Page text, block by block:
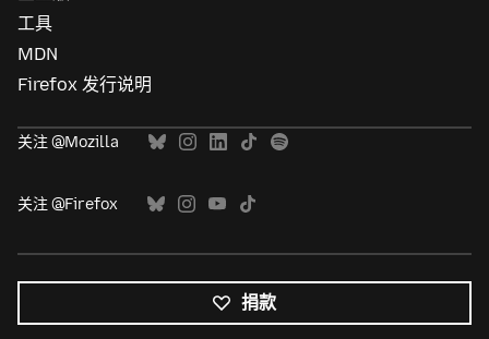
工具
MDN
Firefox 发行说明
关注 @Mozilla
关注 @Firefox
捐款